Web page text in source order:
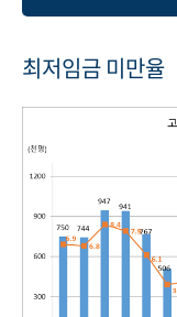
최저임금 미만율